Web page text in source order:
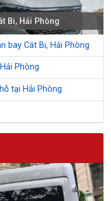
Bi, Hải Phòng
bay Cát Bi, Hải Phòng
Phòng
tại Hải Phòng